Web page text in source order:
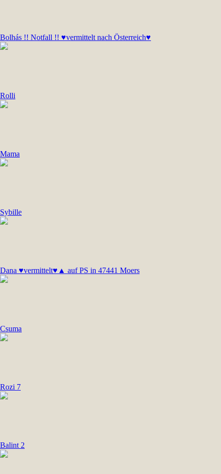
Bolhás !! Notfall !! ♥vermittelt nach Österreich♥
Rolli
Mama
Sybille
Dana ♥vermittelt♥▲ auf PS in 47441 Moers
Csuma
Rozi 7
Balint 2